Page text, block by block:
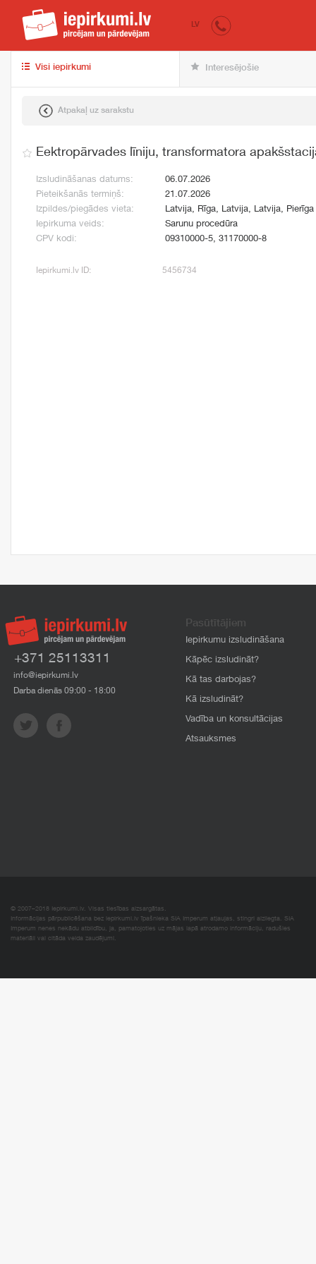
iepirkumi.lv
LV
Visi iepirkumi Interesējošie
Atpakaļ uz sarakstu
Eektropārvades līniju, transformatora
Izsludināšanas datums:
06.07.2026
Pieteikšanās termiņš:
21.07.2026
Izpildes/piegādes vieta:
Latvija, Rīga, Latvija, Latvija, Pierīga
Iepirkuma veids:
Sarunu procedūra
CPV kodi:
09310000-5, 31170000-8
Iepirkumi.lv ID: 5456734
+371 25113311
info@iepirkumi.lv
Darba dienās 09:00 - 18:00
Pasūtītājiem
Iepirkumu izsludināšana
Kāpēc izsludināt?
Kā tas darbojas?
Kā izsludināt?
Vadība un konsultācijas
Atsauksmes
© 2007–2018 Iepirkumi.lv. Visas tiesības aizsargātas.
Informācijas pārpublicēšana bez iepirkumi.lv īpašnieka SIA Imperum atļaujas, stingri aizliegta. SIA
Imperum nenes nekādu atbildību, ja, pamatojoties uz mājas lapā atrodamo informāciju, radušies
materiāli vai citāda veida zaudējumi.